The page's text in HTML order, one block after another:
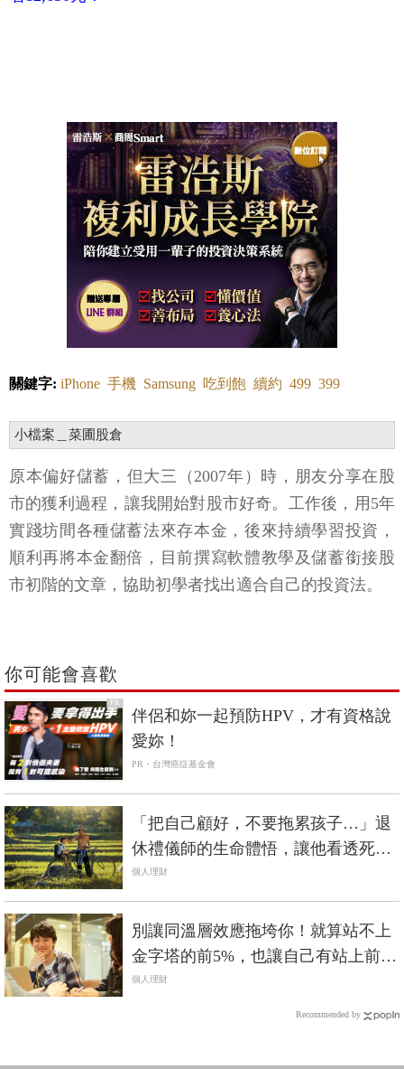
關鍵字: iPhone 手機 Samsung 吃到飽 續約 499 399
小檔案＿菜圃股倉
原本偏好儲蓄，但大三（2007年）時，朋友分享在股
市的獲利過程，讓我開始對股市好奇。工作後，用5年
實踐坊間各種儲蓄法來存本金，後來持續學習投資，
順利再將本金翻倍，目前撰寫軟體教學及儲蓄銜接股
市初階的文章，協助初學者找出適合自己的投資法。
你可能會喜歡
PR
伴侶和妳一起預防HPV，才有資格說
愛妳！
PR・台灣癌症基金會
「把自己顧好，不要拖累孩子…」退
休禮儀師的生命體悟，讓他看透死
生，活出第三人生…
個人理財
別讓同溫層效應拖垮你！就算站不上
金字塔的前5%，也讓自己有站上前
20%的魄力
個人理財
Recommended by